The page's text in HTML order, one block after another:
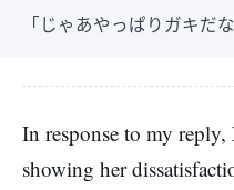
「じゃあやっぱりガキだな
In response to my
showing her